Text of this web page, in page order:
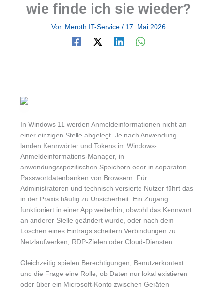
wie finde ich sie wieder?
Von Meroth IT-Service / 17. Mai 2026
In Windows 11 werden Anmeldeinformationen nicht an
einer einzigen Stelle abgelegt. Je nach Anwendung
landen Kennwörter und Tokens im Windows-
Anmeldeinformations-Manager, in
anwendungsspezifischen Speichern oder in separaten
Passwortdatenbanken von Browsern. Für
Administratoren und technisch versierte Nutzer führt das
in der Praxis häufig zu Unsicherheit: Ein Zugang
funktioniert in einer App weiterhin, obwohl das Kennwort
an anderer Stelle geändert wurde, oder nach dem
Löschen eines Eintrags scheitern Verbindungen zu
Netzlaufwerken, RDP-Zielen oder Cloud-Diensten.
Gleichzeitig spielen Berechtigungen, Benutzerkontext
und die Frage eine Rolle, ob Daten nur lokal existieren
oder über ein Microsoft-Konto zwischen Geräten